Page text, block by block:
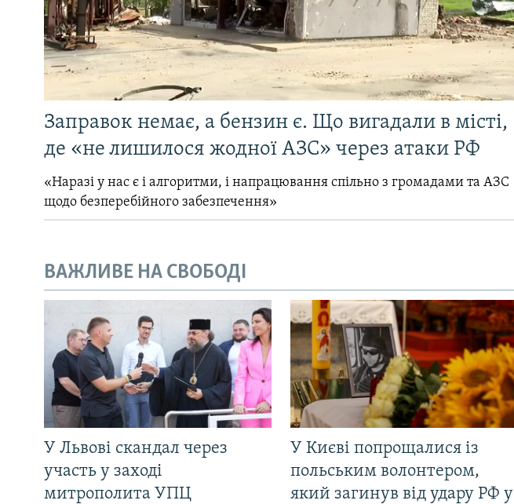
Заправок немає, а бензин є. Що вигадали в місті,
де «не лишилося жодної АЗС» через атаки РФ
«Наразі у нас є і алгоритми, і напрацювання спільно з громадами та АЗС
щодо безперебійного забезпечення»
ВАЖЛИВЕ НА СВОБОДІ
У Львові скандал через
участь у заході
митрополита УПЦ
У Києві попрощалися із
польським волонтером,
який загинув від удару РФ у